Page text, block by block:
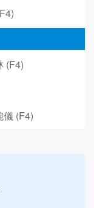
(F4)
(F4)